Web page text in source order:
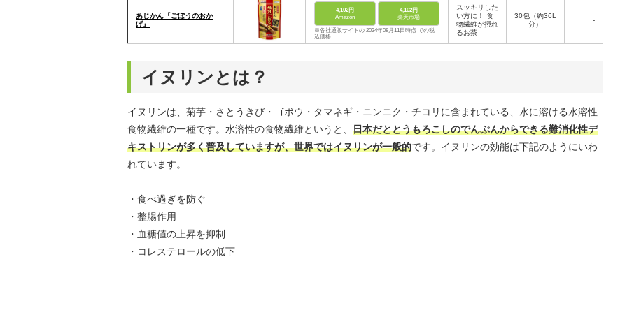
あじかん『ごぼうのおか
げ』
4,102円
Amazon
4,102円
楽天市場
※各社通販サイトの 2024年08月11日時点 での税
込価格
スッキリした
い方に！ 食
物繊維が摂れ
るお茶
30包（約36L
分）
-
イヌリンとは？
イヌリンは、菊芋・さとうきび・ゴボウ・タマネギ・ニンニク・チコリに含まれている、水に溶ける水溶性
食物繊維の一種です。水溶性の食物繊維というと、 日本だととうもろこしのでんぷんからできる難消化性デ
キストリンが多く普及していますが、世界ではイヌリンが一般的です。イヌリンの効能は下記のようにいわ
れています。
・食べ過ぎを防ぐ
・整腸作用
・血糖値の上昇を抑制
・コレステロールの低下